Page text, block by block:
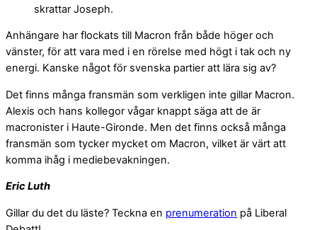
skrattar Joseph.
Anhängare har flockats till Macron från både höger och
vänster, för att vara med i en rörelse med högt i tak och ny
energi. Kanske något för svenska partier att lära sig av?
Det finns många fransmän som verkligen inte gillar Macron.
Alexis och hans kollegor vågar knappt säga att de är
macronister i Haute-Gironde. Men det finns också många
fransmän som tycker mycket om Macron, vilket är värt att
komma ihåg i mediebevakningen.
Eric Luth
Gillar du det du läste? Teckna en prenumeration på Liberal